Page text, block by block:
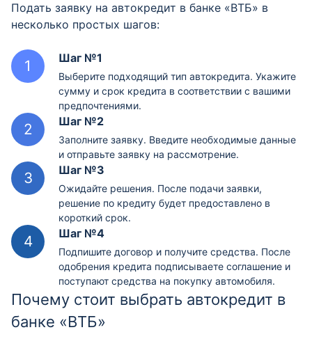
Подать заявку на автокредит в банке «ВТБ» в
несколько простых шагов:
Шаг №1
Выберите подходящий тип автокредита. Укажите
сумму и срок кредита в соответствии с вашими
предпочтениями.
Шаг №2
Заполните заявку. Введите необходимые данные
и отправьте заявку на рассмотрение.
Шаг №3
Ожидайте решения. После подачи заявки,
решение по кредиту будет предоставлено в
короткий срок.
Шаг №4
Подпишите договор и получите средства. После
одобрения кредита подписываете соглашение и
поступают средства на покупку автомобиля.
Почему стоит выбрать автокредит в
банке «ВТБ»